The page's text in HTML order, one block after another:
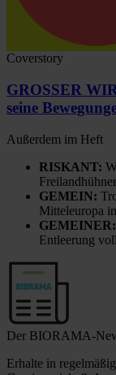
Coverstory
GROSSER
seine
Außerdem im Heft
RISKANT:
GEMEIN:
Mitteleuropa
GEMEINER:
Entleerung
Der BIORAMA-
Erhalte in